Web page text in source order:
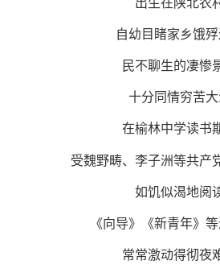
自幼目睹家乡饿
民不聊生的凄惨
十分同情穷苦
在榆林中学读书
受魏野畴、李子洲等共产
如饥似渴地阅
《向导》《新青年》
常常激动得彻夜